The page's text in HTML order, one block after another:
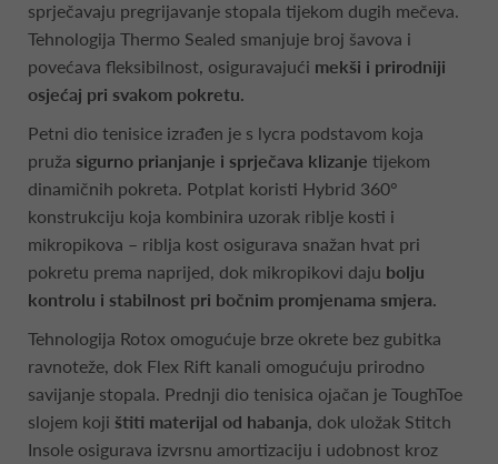
sprječavaju pregrijavanje stopala tijekom dugih mečeva.
Tehnologija Thermo Sealed smanjuje broj šavova i
povećava fleksibilnost, osiguravajući mekši i prirodniji
osjećaj pri svakom pokretu.
Petni dio tenisice izrađen je s lycra podstavom koja
pruža sigurno prianjanje i sprječava klizanje tijekom
dinamičnih pokreta. Potplat koristi Hybrid 360°
konstrukciju koja kombinira uzorak riblje kosti i
mikropikova – riblja kost osigurava snažan hvat pri
pokretu prema naprijed, dok mikropikovi daju bolju
kontrolu i stabilnost pri bočnim promjenama smjera.
Tehnologija Rotox omogućuje brze okrete bez gubitka
ravnoteže, dok Flex Rift kanali omogućuju prirodno
savijanje stopala. Prednji dio tenisica ojačan je ToughToe
slojem koji štiti materijal od habanja, dok uložak Stitch
Insole osigurava izvrsnu amortizaciju i udobnost kroz